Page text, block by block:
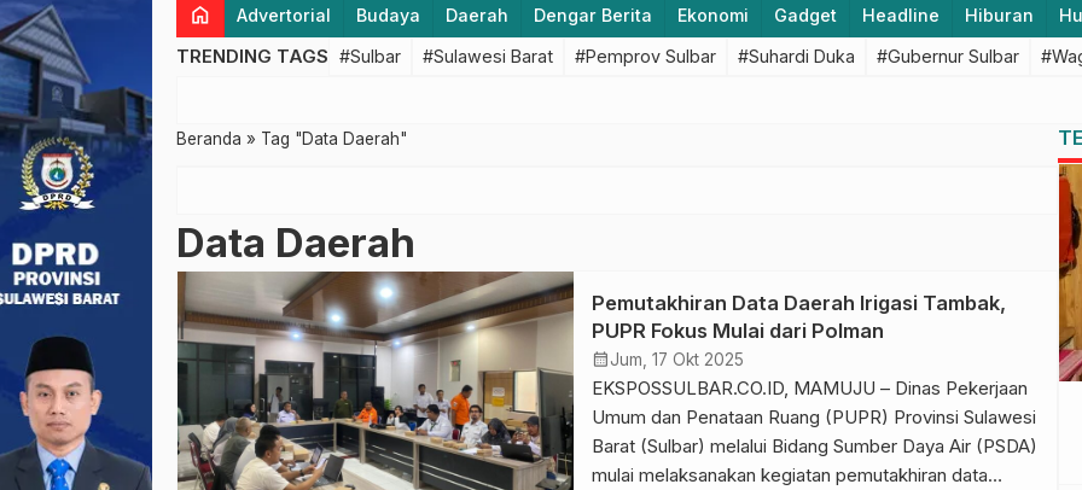
home Advertorial Budaya Daerah Dengar Berita Ekonomi Gadget Headline Hiburan
TRENDING TAGS #Sulbar #Sulawesi Barat #Pemprov Sulbar #Suhardi Duka #Gubernur Sulbar
Beranda » Tag "Data Daerah"
Data Daerah
Pemutakhiran Data Daerah Irigasi Tambak,
PUPR Fokus Mulai dari Polman
calendar_monthJum, 17 Okt 2025
EKSPOSSULBAR.CO.ID, MAMUJU – Dinas Pekerjaan
Umum dan Penataan Ruang (PUPR) Provinsi Sulawesi
Barat (Sulbar) melalui Bidang Sumber Daya Air (PSDA)
mulai melaksanakan kegiatan pemutakhiran data